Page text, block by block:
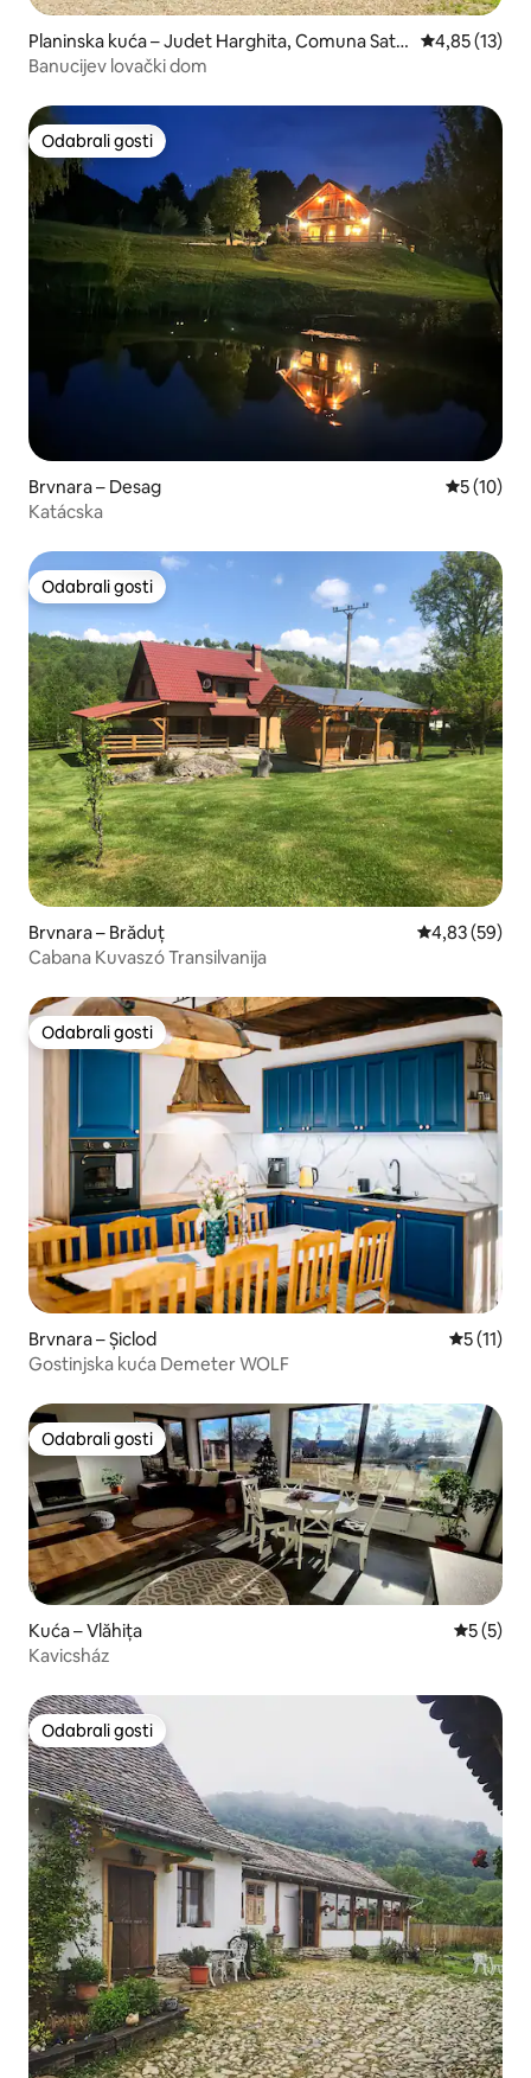
Planinska kuća – Judet Harghita, Comuna Satu
Mare
Prosječna
4,85 (13)
Banucijev lovački dom
Odabrali gosti
Odabrali gosti
Brvnara – Desag Prosječna
5 (10)
Katácska
Odabrali gosti
Odabrali gosti
Brvnara – Brăduț Prosječna
4,83 (59)
Cabana Kuvaszó Transilvanija
Odabrali gosti
Odabrali gosti
Brvnara – Șiclod
5 (11)
Gostinjska kuća Demeter WOLF
Odabrali gosti
Odabrali gosti
Kuća – Vlăhița
5 (5)
Kavicsház
Odabrali gosti
Odabrali gosti